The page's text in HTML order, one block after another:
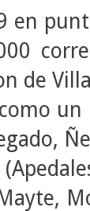
punto
de
un